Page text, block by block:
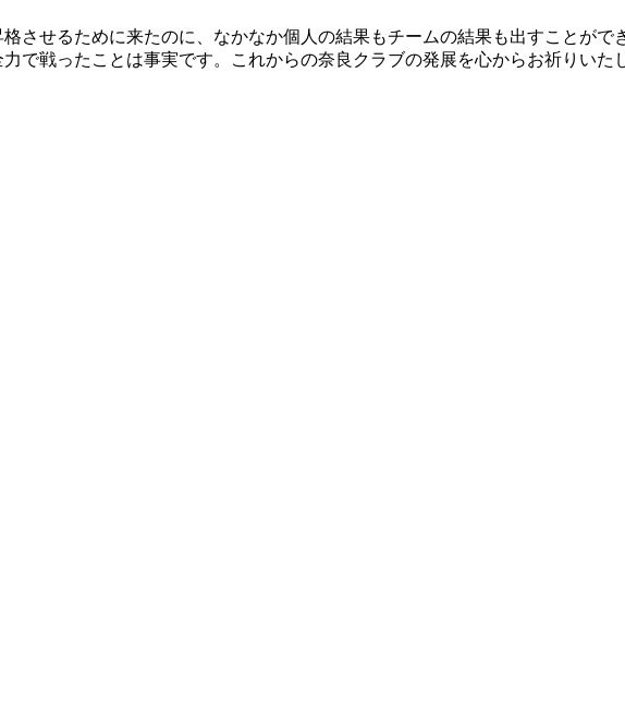
させるために来たのに、なかなか個人の結果もチームの結果も出すことがで
で戦ったことは事実です。これからの奈良クラブの発展を心からお祈りいた